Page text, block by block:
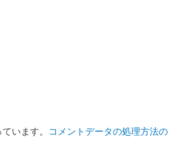
います。 コメントデータの処理方法の